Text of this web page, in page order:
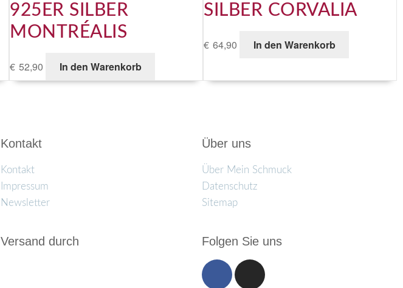
925ER SILBER
MONTRÉALIS
€ 52,90 In den Warenkorb
SILBER CORVALIA
€ 64,90 In den Warenkorb
Kontakt
Kontakt
Impressum
Newsletter
Über uns
Über Mein Schmuck
Datenschutz
Sitemap
Versand durch Folgen Sie uns